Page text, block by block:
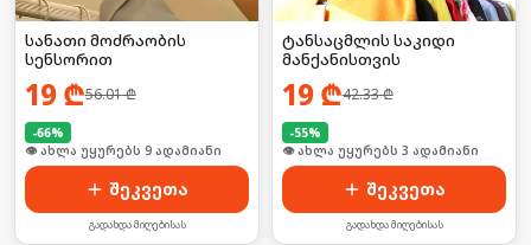
სანათი მოძრაობის
სენსორით
19 ₾56.01₾
-66%
🛒 ბოლო 24სთ-ში იყიდა 14-მა
შეკვეთა
გადახდა მიღებისას
ტანსაცმლის საკიდი
მანქანისთვის
19 ₾42.33₾
-55%
🛒 ბოლო 24სთ-ში იყიდა 5-მა
შეკვეთა
გადახდა მიღებისას